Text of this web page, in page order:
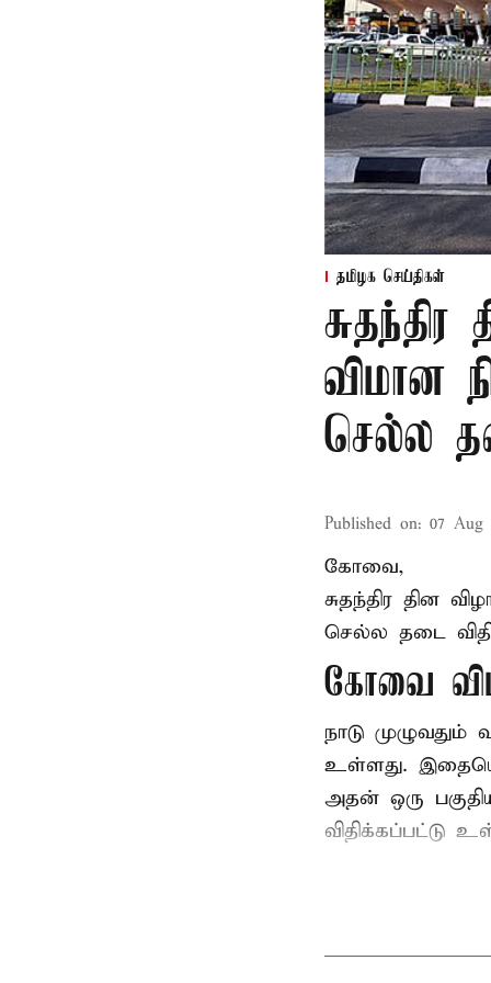
தமிழக செய்திகள்
விமான
செல்ல
Published on: 07 Aug
கோவை,
சுதந்திர தின
செல்ல தடை
கோவை
நாடு
உள்ளது.
அதன் ஒரு
விதிக்கப்பட்டு